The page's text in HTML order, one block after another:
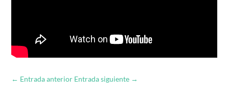
← Entrada anterior Entrada siguiente →